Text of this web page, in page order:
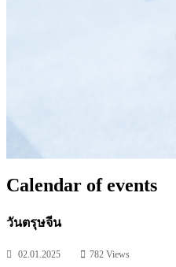
Calendar of events
วันตรุษจีน
02.01.2025 782 Views